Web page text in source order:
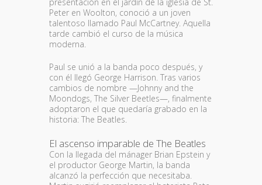
presentación en el jardín de la iglesia de St.
Peter en Woolton, conoció a un joven
talentoso llamado Paul McCartney. Aquella
tarde cambió el curso de la música
moderna.
Paul se unió a la banda poco después, y
con él llegó George Harrison. Tras varios
cambios de nombre —Johnny and the
Moondogs, The Silver Beetles—, finalmente
adoptaron el que quedaría grabado en la
historia: The Beatles.
El ascenso imparable de The Beatles
Con la llegada del mánager Brian Epstein y
el productor George Martin, la banda
alcanzó la perfección que necesitaba.